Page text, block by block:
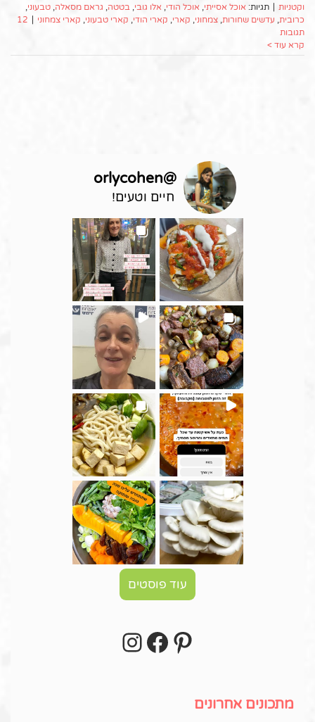
וקטניות | תגיות: אוכל אסייתי אוכל הודי אלו גובי בטטה גראם מסאלה טבעוני
כרובית עדשים שחורות צמחוני קארי קארי הודי קארי טבעוני קארי צמחוני |
12
תגובות
קרא עוד >
@
orlycohen
חיים וטעים!
עוד פוסטים
Pinterest
Facebook
מתכונים אחרונים